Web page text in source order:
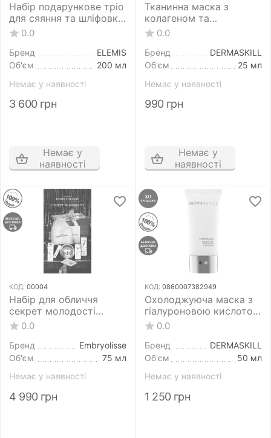
Набір подарункове тріо
для сяяння та шліфовки
шкіри ELEMIS The Skin
Brilliance Trio Dynamic
Resurfacing
0.0
Бренд
ELEMIS
Об'єм
200 мл
Немає у наявності
3 600 грн
Немає у
наявності
Тканинна маска з
колагеном та
гіалуроновою кислотою
для обличчя
DERMASKILL Soft Touch
Mask 25 мл x 5 шт
0.0
Бренд
DERMASKILL
Об'єм
25 мл
Немає у наявності
990 грн
Немає у
наявності
КОД: 00004
Набір для обличчя
секрет молодості
Embryolisse Laboratories
0.0
Бренд
Embryolisse
Об'єм
75 мл
Немає у наявності
4 990 грн
КОД: 0860007382949
Охолоджуюча маска з
гіалуроновою кислотою
для обличчя
DERMASKILL Hyaluron
Mask 50 мл
0.0
Бренд
DERMASKILL
Об'єм
50 мл
Немає у наявності
1 250 грн